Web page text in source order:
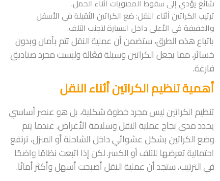
شائع يؤدي إلى سقوط المحتويات أثناء الحمل.
ترتيب الكراتين أثناء النقل: ضع الكراتين الثقيلة في الأسفل
والخفيفة في الأعلى داخل السيارة لتجنب التلف.
باتباع هذه الطرق، ستضمن أن عملية النقل تتم بأمان وبدون
خسائر، مما يجعل الكراتين وسيلة فعّالة وليست مجرد صناديق
فارغة.
أهمية تنظيم الكراتين أثناء النقل
تنظيم الكراتين ليس مجرد خطوة شكلية، بل هو عنصر أساسي
يحدد مدى نجاح عملية النقل وسلامة الأغراض. عندما يتم
وضع الكراتين بشكل عشوائي داخل الشاحنة أو المنزل، ترتفع
احتمالية تعرضها للتلف أو الكسر. لكن إذا اتبعت نظامًا واضحًا
في الترتيب، ستجد أن عملية النقل أصبحت أسهل وأكثر أمانًا.